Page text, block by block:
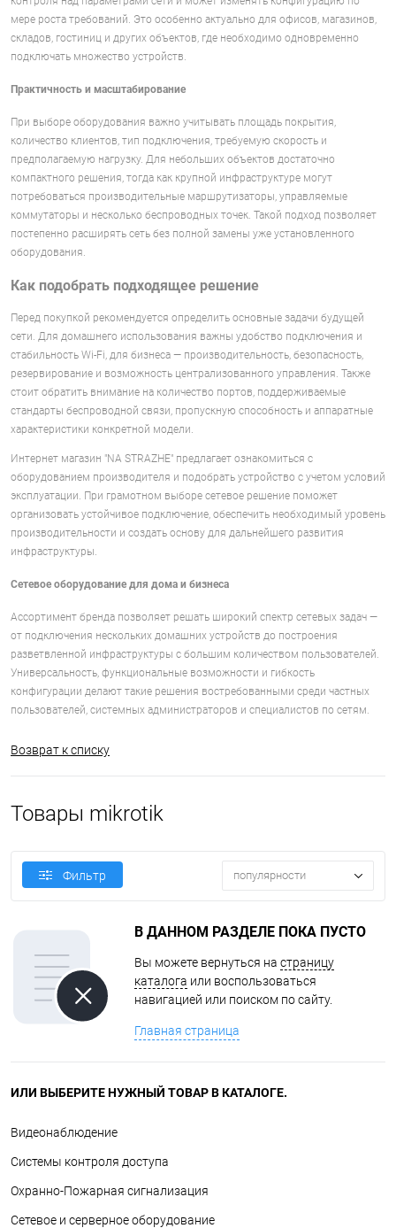
мере роста требований. Это особенно актуально для офисов, магазинов,
складов, гостиниц и других объектов, где необходимо одновременно
подключать множество устройств.
Практичность и масштабирование
При выборе оборудования важно учитывать площадь покрытия,
количество клиентов, тип подключения, требуемую скорость и
предполагаемую нагрузку. Для небольших объектов достаточно
компактного решения, тогда как крупной инфраструктуре могут
потребоваться производительные маршрутизаторы, управляемые
коммутаторы и несколько беспроводных точек. Такой подход позволяет
постепенно расширять сеть без полной замены уже установленного
оборудования.
Как подобрать подходящее решение
Перед покупкой рекомендуется определить основные задачи будущей
сети. Для домашнего использования важны удобство подключения и
стабильность Wi-Fi, для бизнеса — производительность, безопасность,
резервирование и возможность централизованного управления. Также
стоит обратить внимание на количество портов, поддерживаемые
стандарты беспроводной связи, пропускную способность и аппаратные
характеристики конкретной модели.
Интернет магазин "NA STRAZHE" предлагает ознакомиться с
оборудованием производителя и подобрать устройство с учетом условий
эксплуатации. При грамотном выборе сетевое решение поможет
организовать устойчивое подключение, обеспечить необходимый уровень
производительности и создать основу для дальнейшего развития
инфраструктуры.
Сетевое оборудование для дома и бизнеса
Ассортимент бренда позволяет решать широкий спектр сетевых задач —
от подключения нескольких домашних устройств до построения
разветвленной инфраструктуры с большим количеством пользователей.
Универсальность, функциональные возможности и гибкость
конфигурации делают такие решения востребованными среди частных
пользователей, системных администраторов и специалистов по сетям.
Возврат к списку
Товары mikrotik
Фильтр популярности
В ДАННОМ РАЗДЕЛЕ ПОКА ПУСТО
Вы можете вернуться на страницу
каталога или воспользоваться
навигацией или поиском по сайту.
Главная страница
ИЛИ ВЫБЕРИТЕ НУЖНЫЙ ТОВАР В КАТАЛОГЕ.
Видеонаблюдение
Системы контроля доступа
Охранно-Пожарная сигнализация
Сетевое и серверное оборудование